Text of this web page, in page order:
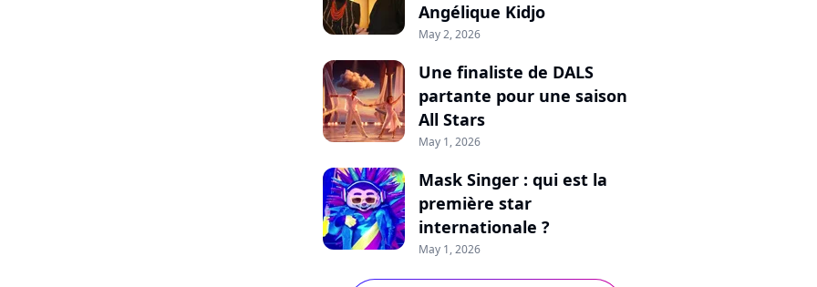
Angélique Kidjo
May 2, 2026
Une finaliste de DALS
partante pour une saison
All Stars
May 1, 2026
Mask Singer : qui est la
première star
internationale ?
May 1, 2026